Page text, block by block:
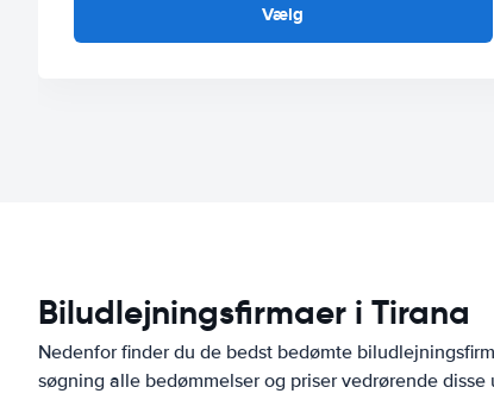
Vælg
Biludlejningsfirmaer i Tirana
Nedenfor finder du de bedst bedømte
søgning alle bedømmelser og priser vedrørende disse